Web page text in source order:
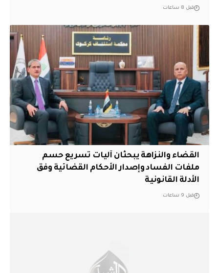
قبل 8 ساعات
القضاء والنزاهة يبحثان آليات تسريع حسم
ملفات الفساد وإصدار الأحكام القضائية وفق
الأدلة القانونية
قبل 9 ساعات